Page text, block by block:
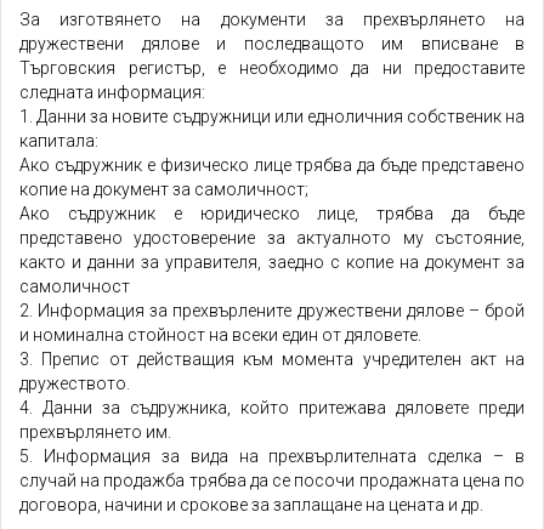
За изготвянето на документи за прехвърлянето на
дружествени дялове и последващото им вписване в
Търговския регистър, е необходимо да ни предоставите
следната информация:
1. Данни за новите съдружници или едноличния собственик на
капитала:
Ако съдружник е физическо лице трябва да бъде представено
копие на документ за самоличност;
Ако съдружник е юридическо лице, трябва да бъде
представено удостоверение за актуалното му състояние,
както и данни за управителя, заедно с копие на документ за
самоличност
2. Информация за прехвърлените дружествени дялове – брой
и номинална стойност на всеки един от дяловете.
3. Препис от действащия към момента учредителен акт на
дружеството.
4. Данни за съдружника, който притежава дяловете преди
прехвърлянето им.
5. Информация за вида на прехвърлителната сделка – в
случай на продажба трябва да се посочи продажната цена по
договора, начини и срокове за заплащане на цената и др.